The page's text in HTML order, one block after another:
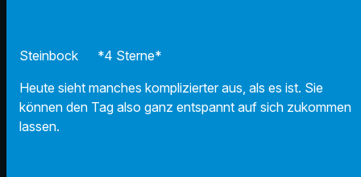
Steinbock *4 Sterne*
Heute sieht manches komplizierter aus, als es ist. Sie
können den Tag also ganz entspannt auf sich zukommen
lassen.